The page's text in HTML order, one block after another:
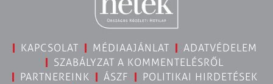
KAPCSOLAT MÉDIAAJÁNLAT
ADATVÉDELEM
SZABÁLYZAT A KOMMENTELÉSRŐL
PARTNEREINK
ÁSZF
POLITIKAI HIRDETÉSEK